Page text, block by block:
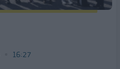
16:27